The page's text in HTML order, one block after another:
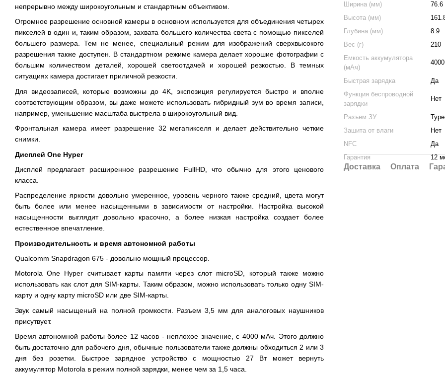
непрерывно между широкоугольным и стандартным объективом.
Огромное разрешение основной камеры в основном используется для объединения четырех
пикселей в один и, таким образом, захвата большего количества света с помощью пикселей
большего размера. Тем не менее, специальный режим для изображений сверхвысокого
разрешения также доступен. В стандартном режиме камера делает хорошие фотографии с
большим количеством деталей, хорошей светоотдачей и хорошей резкостью. В темных
ситуациях камера достигает приличной резкости.
Для видеозаписей, которые возможны до 4K, экспозиция регулируется быстро и вполне
соответствующим образом, вы даже можете использовать гибридный зум во время записи,
например, уменьшение масштаба выстрела в широкоугольный вид.
Фронтальная камера имеет разрешение 32 мегапикселя и делает действительно четкие
снимки.
Дисплей One Hyper
Дисплей предлагает расширенное разрешение FullHD, что обычно для этого ценового
класса.
Распределение яркости довольно умеренное, уровень черного также средний, цвета могут
быть более или менее насыщенными в зависимости от настройки. Настройка высокой
насыщенности выглядит довольно красочно, а более низкая настройка создает более
естественное впечатление.
Производительность и время автономной работы
Qualcomm Snapdragon 675 - довольно мощный процессор.
Motorola One Hyper считывает карты памяти через слот microSD, который также можно
использовать как слот для SIM-карты. Таким образом, можно использовать только одну SIM-
карту и одну карту microSD или две SIM-карты.
Звук самый насыщеный на полной громкости. Разъем 3,5 мм для аналоговых наушников
присутвует.
Время автономной работы более 12 часов - неплохое значение, с 4000 мАч. Этого должно
быть достаточно для рабочего дня, обычные пользователи также должны обходиться 2 или 3
дня без розетки. Быстрое зарядное устройство с мощностью 27 Вт может вернуть
аккумулятор Motorola в режим полной зарядки, менее чем за 1,5 часа.
Ширина (мм)
76.6
Высота (мм)
Глубина (мм)
8.9
Вес (г)
210
Емкость аккумулятора
(мАч)
4000
Быстрая зарядка
Да
Функция беспроводной
зарядки
Нет
Разъем ЗУ
Зашита от влаги
Нет
NFC
Да
Гарантия
12
Доставка Оплата